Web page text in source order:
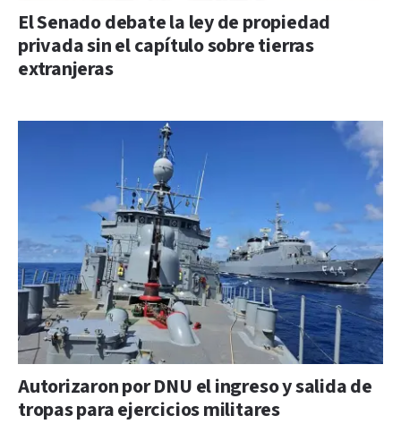
El Senado debate la ley de propiedad
privada sin el capítulo sobre tierras
extranjeras
Autorizaron por DNU el ingreso y salida de
tropas para ejercicios militares